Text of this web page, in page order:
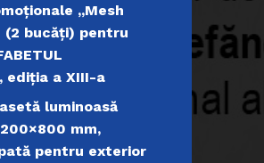
,,Mesh
(2 bucăți) pentru
ediţia a XIII-a
luminoasă
mm,
pentru exterior